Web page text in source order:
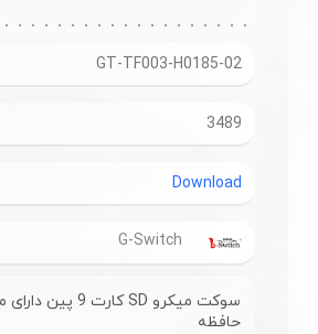
GT-TF003-H0185-02
3489
Download
حافظه